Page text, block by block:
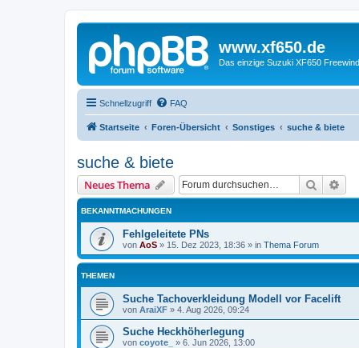
www.xf650.de
Das einzige Suzuki XF650
Schnellzugriff FAQ
Startseite Foren-Übersicht Sonstiges suche & biete
suche & biete
Neues Thema Suche
BEKANNTMACHUNGEN
Fehlgeleitete PNs
von AoS » 15. Dez 2023, 18:36 » in Thema Forum
THEMEN
Suche Tachoverkleidung Modell vor Facelift
von AraiXF » 4. Aug 2026, 09:24
Suche Heckhöherlegung
von coyote_ » 6. Jun 2026, 13:00